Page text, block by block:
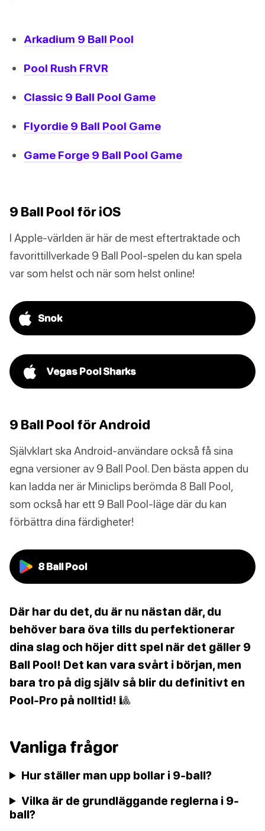
Arkadium 9 Ball Pool
Pool Rush FRVR
Classic 9 Ball Pool Game
Flyordie 9 Ball Pool Game
Game Forge 9 Ball Pool Game
9 Ball Pool för iOS
I Apple-världen är här de mest eftertraktade och
favorittillverkade 9 Ball Pool-spelen du kan spela
var som helst och när som helst online!
Snok
Vegas Pool Sharks
9 Ball Pool för Android
Självklart ska Android-användare också få sina
egna versioner av 9 Ball Pool. Den bästa appen du
kan ladda ner är Miniclips berömda 8 Ball Pool,
som också har ett 9 Ball Pool-läge där du kan
förbättra dina färdigheter!
8 Ball Pool
Där har du det, du är nu nästan där, du
behöver bara öva tills du perfektionerar
dina slag och höjer ditt spel när det gäller 9
Ball Pool! Det kan vara svårt i början, men
bara tro på dig själv så blir du definitivt en
Pool-Pro på nolltid! 🎱
Vanliga frågor
Hur ställer man upp bollar i 9-ball?
Vilka är de grundläggande reglerna i 9-
ball?